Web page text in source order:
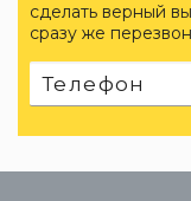
сделать верный
сразу же